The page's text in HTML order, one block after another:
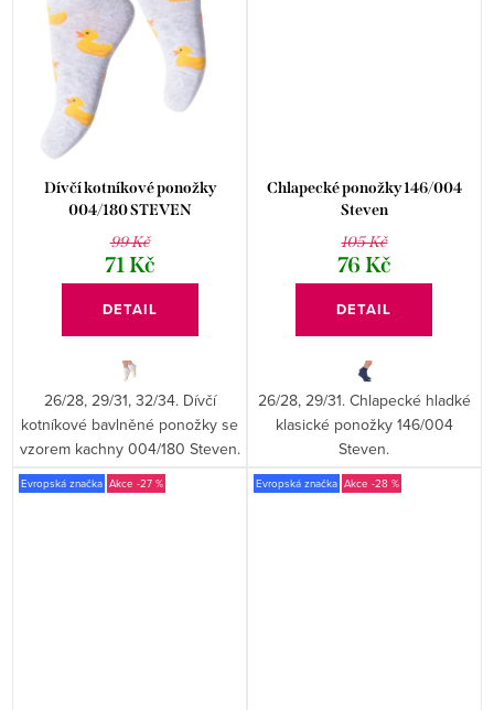
Dívčí kotníkové ponožky
004/180 STEVEN
99 Kč
71 Kč
DETAIL
26/28, 29/31, 32/34. Dívčí
kotníkové bavlněné ponožky se
vzorem kachny 004/180 Steven.
Chlapecké ponožky 146/004
Steven
105 Kč
76 Kč
DETAIL
26/28, 29/31. Chlapecké hladké
klasické ponožky 146/004
Steven.
Evropská značka -27 % Evropská značka -28 %